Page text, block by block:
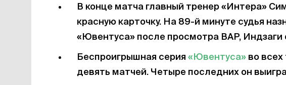
В конце матча главный тренер «Интера»
красную карточку. На 89-й минуте судья
«Ювентуса» после просмотра ВАР, Индзаги
Беспроигрышная серия «Ювентуса» во всех
девять матчей. Четыре последних он